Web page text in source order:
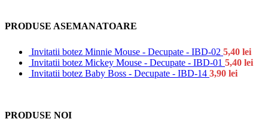
PRODUSE ASEMANATOARE
Invitatii botez Minnie Mouse - Decupate - IBD-02 5,40 lei
Invitatii botez Mickey Mouse - Decupate - IBD-01 5,40 lei
Invitatii botez Baby Boss - Decupate - IBD-14 3,90 lei
PRODUSE NOI